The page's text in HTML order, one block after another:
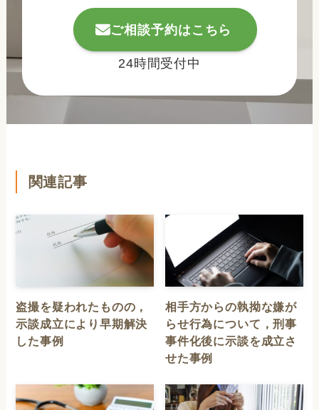
ご相談予約はこちら
24時間受付中
関連記事
盗撮を疑われたものの，
示談成立により早期解決
した事例
相手方からの執拗な嫌が
らせ行為について，刑事
事件化後に示談を成立さ
せた事例